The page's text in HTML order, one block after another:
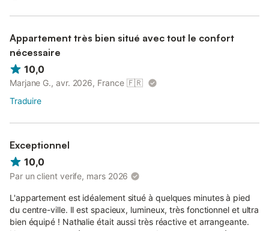
Appartement très bien situé avec tout le confort
nécessaire
10,0
Marjane G., avr. 2026, France 🇫🇷
Traduire
Exceptionnel
10,0
Par un client verife, mars 2026
L'appartement est idéalement situé à quelques minutes à pied
du centre-ville. Il est spacieux, lumineux, très fonctionnel et ultra
bien équipé ! Nathalie était aussi très réactive et arrangeante.